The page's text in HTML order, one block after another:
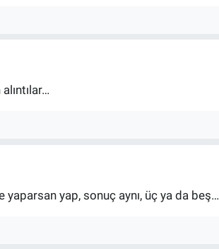
yap, sonuç aynı, üç ya da beş…